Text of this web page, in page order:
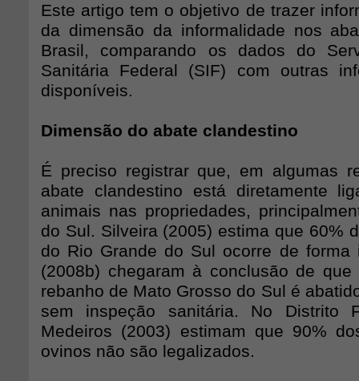
Este artigo tem o objetivo de trazer
da dimensão da informalidade nos
Brasil, comparando os dados do
Sanitária Federal (SIF) com outras
disponíveis.
Dimensão do abate clandestino
É preciso registrar que, em algumas
abate clandestino está diretamente
animais nas propriedades,
do Sul. Silveira (2005) estima que 60%
do Rio Grande do Sul ocorre de forma
(2008b) chegaram à conclusão de
rebanho de Mato Grosso do Sul é
sem inspeção sanitária. No Distrito
Medeiros (2003) estimam que 90%
ovinos não são legalizados.